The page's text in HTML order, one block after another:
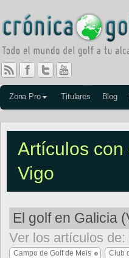
Zona Pro Titulares Blog
Artículos con
Vigo
El golf en Galicia
Ver los artículos de:
Campo de Golf de Meis Club